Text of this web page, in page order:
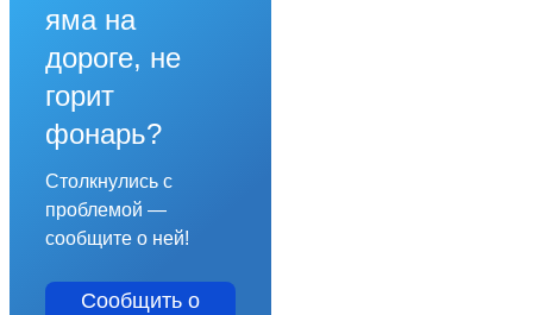
яма на
дороге, не
горит
фонарь?
Столкнулись с
проблемой —
сообщите о ней!
Сообщить о